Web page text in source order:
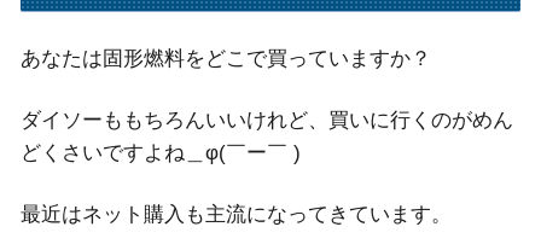
あなたは固形燃料をどこで買っていますか？
ダイソーももちろんいいけれど、買いに行くのがめん
どくさいですよね＿φ(￣ー￣ )
最近はネット購入も主流になってきています。